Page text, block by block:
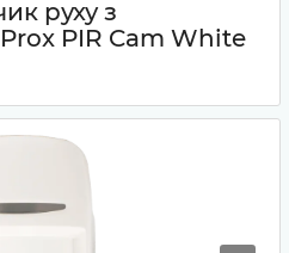
руху з
PIR Cam White